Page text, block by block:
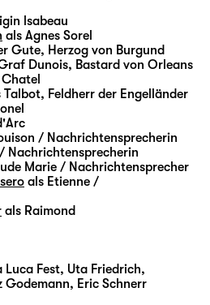
und
In ihrem Selbstbild
leichten Zielscheibe
Freund und Feind, bis
Teufelsanbetung. Sie
in englische
Schlimmste scheint
nur Johanna selbst
aufrichten …
seiner Dramen bedient
der auch als Historiker
von Orleans“ bei
1412 bis 1431 lebte und
Krieg entscheidende
lsabeau
als Agnes Sorel
Gute, Herzog von Burgund
Dunois, Bastard von Orleans
Talbot, Feldherr der Engelländer
/ Nachrichtensprecherin
Nachrichtensprecherin
Marie / Nachrichtensprecher
als Etienne /
als Raimond
Luca Fest, Uta Friedrich,
Eric Schnerr